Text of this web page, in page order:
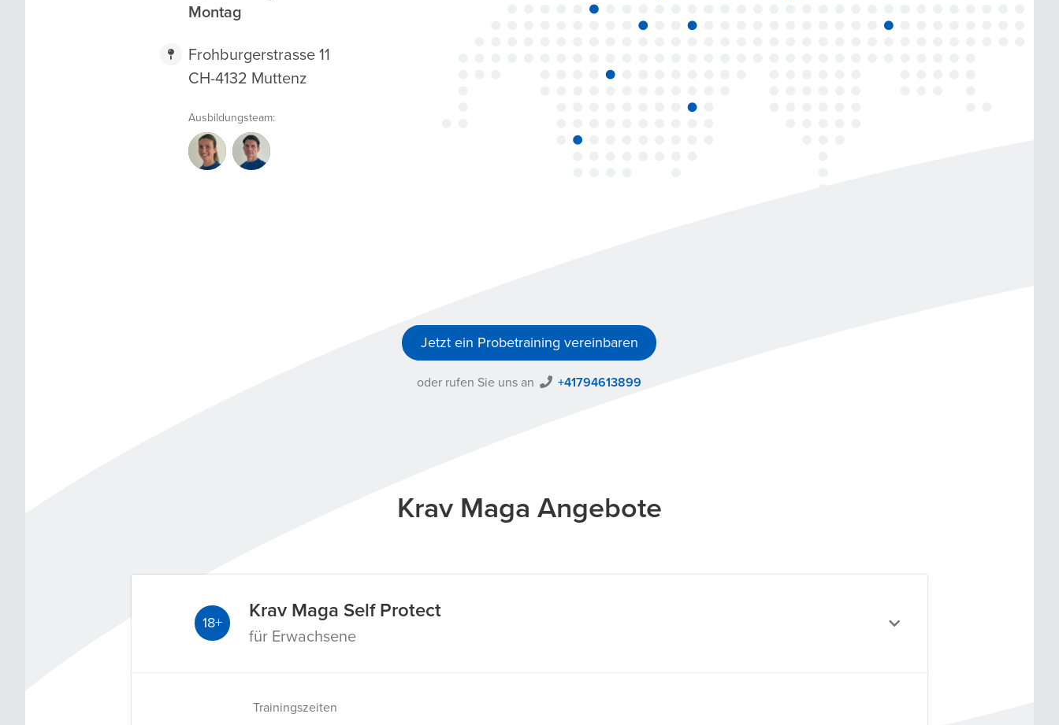
Montag
Frohburgerstrasse 11
CH-4132 Muttenz
Ausbildungsteam:
VI ZI
Jetzt ein Probetraining vereinbaren
oder rufen Sie uns an +41794613899
Krav Maga Angebote
18+
Krav Maga Self Protect
für Erwachsene
Trainingszeiten